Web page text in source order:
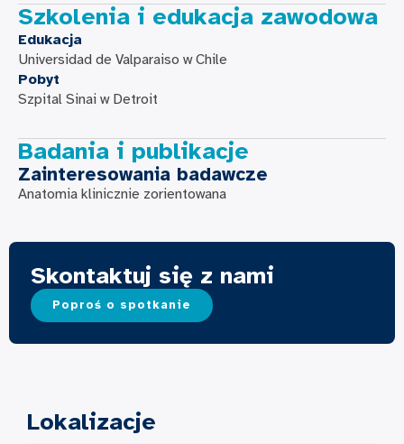
Szkolenia i edukacja zawodowa
Edukacja
Universidad de Valparaiso w Chile
Pobyt
Szpital Sinai w Detroit
Badania i publikacje
Zainteresowania badawcze
Anatomia klinicznie zorientowana
Skontaktuj się z nami
Poproś o spotkanie
Lokalizacje